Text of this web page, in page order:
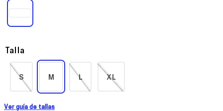
Talla
S M L XL
Ver guía de tallas